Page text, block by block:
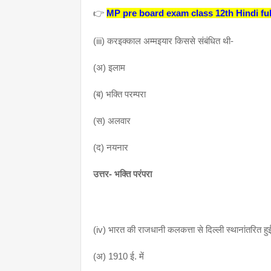
👉 MP pre board exam class 12th Hindi
(iii) करइक्काल अम्मइयार किससे संबंधित थी-
(अ) इलाम
(ब) भक्ति परम्परा
(स) अलवार
(द) नयनार
उत्तर- भक्ति परंपरा
(iv) भारत की राजधानी कलकत्ता से दिल्ली स्थानांतरित
(अ) 1910 ई. में